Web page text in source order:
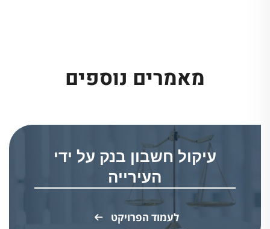
מאמרים נוספים
עיקול חשבון בנק על ידי
העירייה
לעמוד הפרויקט